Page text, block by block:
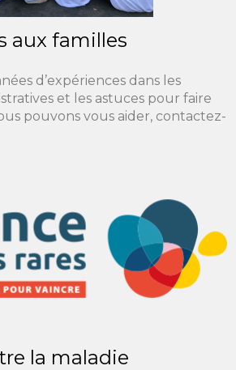
aux familles
d’expériences dans les
et les astuces pour faire
pouvons vous aider, contactez-
la maladie